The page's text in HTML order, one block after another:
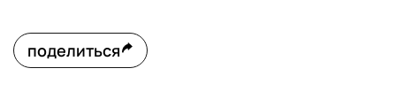
поделиться